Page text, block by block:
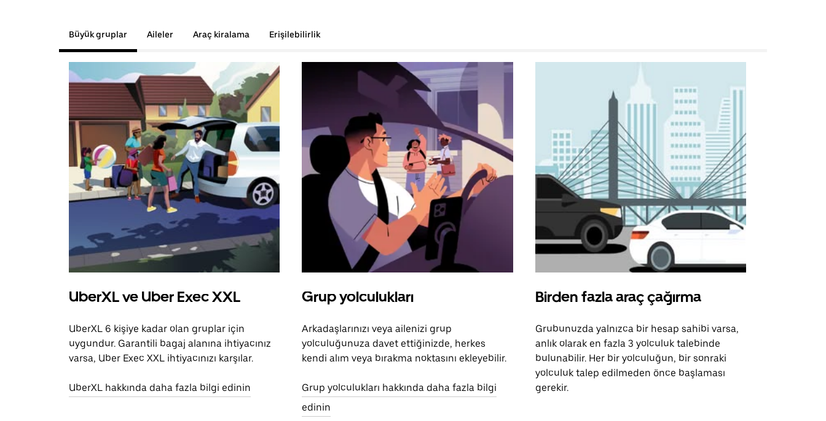
Büyük gruplar Aileler Araç kiralama Erişilebilirlik
UberXL ve Uber Exec XXL
UberXL 6 kişiye kadar olan gruplar için
uygundur. Garantili bagaj alanına ihtiyacınız
varsa, Uber Exec XXL ihtiyacınızı karşılar.
UberXL hakkında daha fazla bilgi edinin
Grup yolculukları
Arkadaşlarınızı veya ailenizi grup
yolculuğunuza davet ettiğinizde, herkes
kendi alım veya bırakma noktasını ekleyebilir.
Grup yolculukları hakkında daha fazla bilgi
edinin
Birden fazla araç çağırma
Grubunuzda yalnızca bir hesap sahibi varsa,
anlık olarak en fazla 3 yolculuk talebinde
bulunabilir. Her bir yolculuğun, bir sonraki
yolculuk talep edilmeden önce başlaması
gerekir.